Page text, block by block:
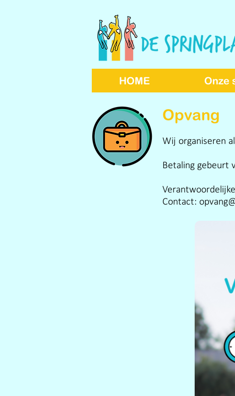
HOME Onze
Opvang
Wij organiseren
Betaling gebeurt
Contact: